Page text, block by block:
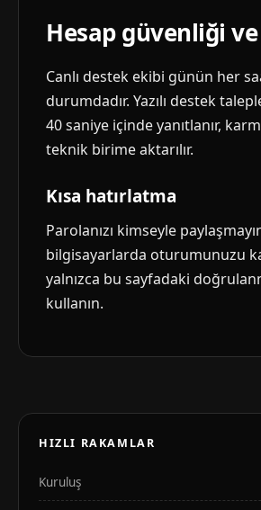
Hesap güvenliği
Canlı destek ekibi günün her
durumdadır. Yazılı destek
40 saniye içinde yanıtlanır,
teknik birime aktarılır.
Kısa hatırlatma
Parolanızı kimseyle
bilgisayarlarda oturumunuzu
yalnızca bu sayfadaki
kullanın.
HIZLI RAKAMLAR
Kuruluş